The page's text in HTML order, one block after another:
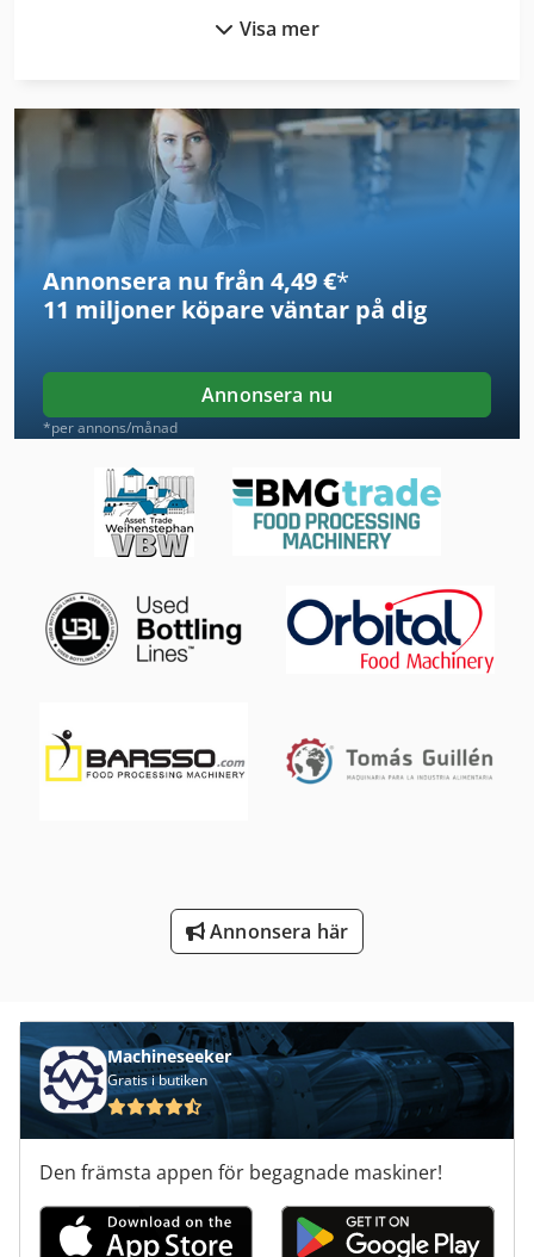
Däck Och Hjul
Fönstret För
German
Idx 23
Inredning Och Design
Kgs 1670
Maskiner För Automatisk Stansning
Transport Motor
Trä Torktumlare
Trä Trä
Verktyg För Mätning
Verktyg För Träbearbetning
Visa mer
Annonsera nu från 4,49 €*
11 miljoner köpare väntar på dig
Annonsera nu
*per annons/månad
Annonsera här
Machineseeker
Gratis i butiken
Den främsta appen för begagnade maskiner!